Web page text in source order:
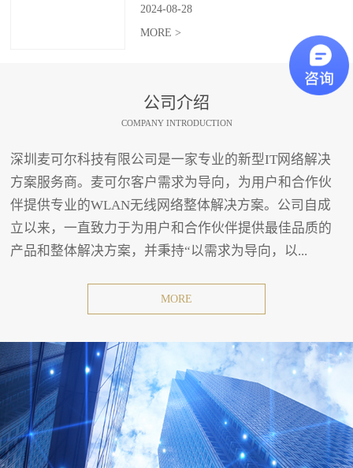
2024-08-28
MORE >
公司介绍
COMPANY INTRODUCTION
深圳麦可尔科技有限公司是一家专业的新型IT网络解决
方案服务商。麦可尔客户需求为导向，为用户和合作伙
伴提供专业的WLAN无线网络整体解决方案。公司自成
立以来，一直致力于为用户和合作伙伴提供最佳品质的
产品和整体解决方案，并秉持“以需求为导向，以...
MORE